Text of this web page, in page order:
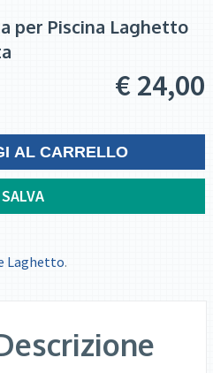
per Piscina Laghetto
€24,00
AL CARRELLO
SALVA
Laghetto.